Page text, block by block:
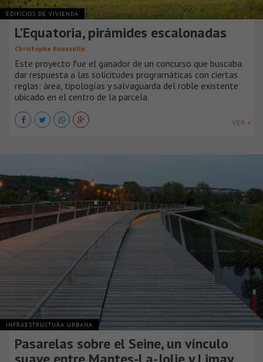
EDIFICIOS DE VIVIENDA
L’Equatoria, pirámides escalonadas
Christophe Rousselle
Este proyecto fue el ganador de un concurso que buscaba
dar respuesta a las solicitudes programáticas con ciertas
reglas: área, tipologías y salvaguarda del roble existente
ubicado en el centro de la parcela.
VER +
INFRAESTRUCTURA URBANA
Pasarelas sobre el Seine, un vínculo